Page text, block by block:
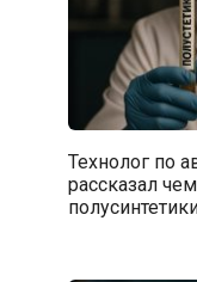
Технолог по
рассказал